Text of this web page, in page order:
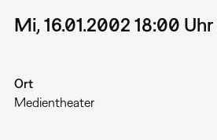
Mi, 16.01.2002 18:00 Uhr
Ort
Medientheater